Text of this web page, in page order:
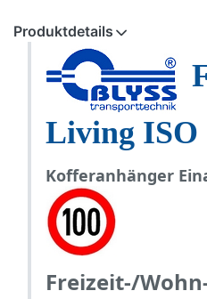
Produktdetails
Living ISO
Kofferanhänger
Freizeit-/